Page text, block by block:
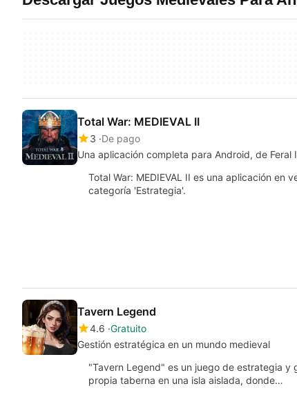
Total War: MEDIEVAL II
3 De pago
Una aplicación completa para Android, de Feral
Total War: MEDIEVAL II es una aplicación en
categoría 'Estrategia'.
Tavern Legend
4.6 Gratuito
Gestión estratégica en un mundo medieval
"Tavern Legend" es un juego de estrategia y
propia taberna en una isla aislada, donde…